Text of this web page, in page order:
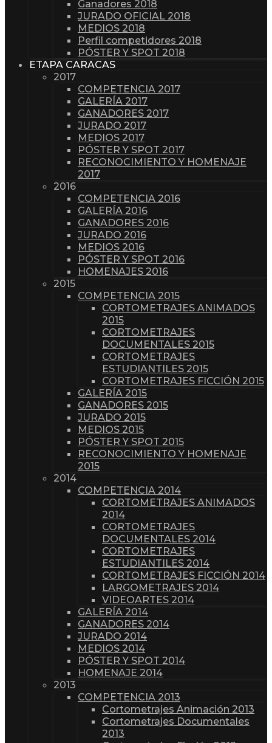
Ganadores 2018
JURADO OFICIAL 2018
MEDIOS 2018
Perfil competidores 2018
PÓSTER Y SPOT 2018
ETAPA CARACAS
2017
COMPETENCIA 2017
GALERÍA 2017
GANADORES 2017
JURADO 2017
MEDIOS 2017
PÓSTER Y SPOT 2017
RECONOCIMIENTO Y HOMENAJE
2017
2016
COMPETENCIA 2016
GALERÍA 2016
GANADORES 2016
JURADO 2016
MEDIOS 2016
PÓSTER Y SPOT 2016
HOMENAJES 2016
2015
COMPETENCIA 2015
CORTOMETRAJES ANIMADOS
2015
CORTOMETRAJES
DOCUMENTALES 2015
CORTOMETRAJES
ESTUDIANTILES 2015
CORTOMETRAJES FICCIÓN 2015
GALERÍA 2015
GANADORES 2015
JURADO 2015
MEDIOS 2015
PÓSTER Y SPOT 2015
RECONOCIMIENTO Y HOMENAJE
2015
2014
COMPETENCIA 2014
CORTOMETRAJES ANIMADOS
2014
CORTOMETRAJES
DOCUMENTALES 2014
CORTOMETRAJES
ESTUDIANTILES 2014
CORTOMETRAJES FICCIÓN 2014
LARGOMETRAJES 2014
VIDEOARTES 2014
GALERÍA 2014
GANADORES 2014
JURADO 2014
MEDIOS 2014
PÓSTER Y SPOT 2014
HOMENAJE 2014
2013
COMPETENCIA 2013
Cortometrajes Animación 2013
Cortometrajes Documentales
2013